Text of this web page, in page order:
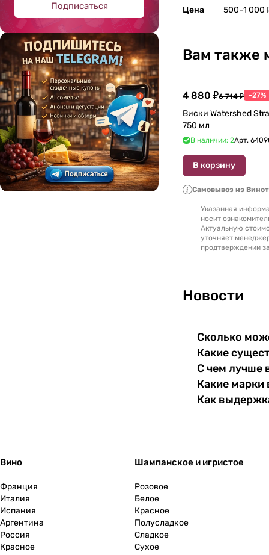
27 лет
28 лет(6)
3 года(601)
30 лет(31)
32 года(4)
33 года(3)
34 года(1)
38 лет(2)
Подписаться Цена 500–1 000
Вам также
4 880 ₽6 714 ₽ -27%
Виски Watershed
750 мл
В наличии: 2Арт.
В корзину
Самовывоз из
Указанная
носит
Актуальную
уточняет
продтверждении
Новости
Сколько
Какие
С чем лучше
Какие марки
Как
Вино
Франция
Италия
Испания
Аргентина
Россия
Красное
Шампанское и игристое
Розовое
Белое
Красное
Полусладкое
Сладкое
Сухое